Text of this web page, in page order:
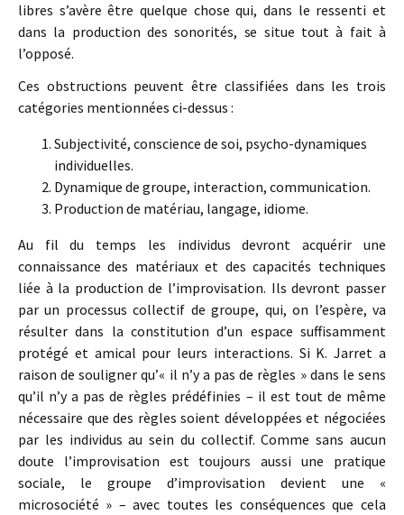
libres s’avère être quelque chose qui, dans le ressenti et
dans la production des sonorités, se situe tout à fait à
l’opposé.
Ces obstructions peuvent être classifiées dans les trois
catégories mentionnées ci-dessus :
Subjectivité, conscience de soi, psycho-dynamiques
individuelles.
Dynamique de groupe, interaction, communication.
Production de matériau, langage, idiome.
Au fil du temps les individus devront acquérir une
connaissance des matériaux et des capacités techniques
liée à la production de l’improvisation. Ils devront passer
par un processus collectif de groupe, qui, on l’espère, va
résulter dans la constitution d’un espace suffisamment
protégé et amical pour leurs interactions. Si K. Jarret a
raison de souligner qu’« il n’y a pas de règles » dans le sens
qu’il n’y a pas de règles prédéfinies – il est tout de même
nécessaire que des règles soient développées et négociées
par les individus au sein du collectif. Comme sans aucun
doute l’improvisation est toujours aussi une pratique
sociale, le groupe d’improvisation devient une «
microsociété » – avec toutes les conséquences que cela